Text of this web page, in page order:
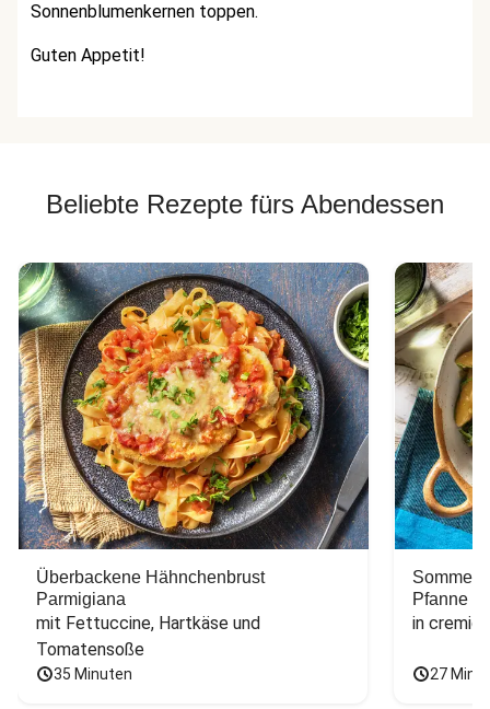
Sonnenblumenkernen toppen.
Guten Appetit!
Beliebte Rezepte fürs Abendessen
Überbackene Hähnchenbrust
Parmigiana
mit Fettuccine, Hartkäse und
Tomatensoße
35 Minuten
Pfanne
in
27